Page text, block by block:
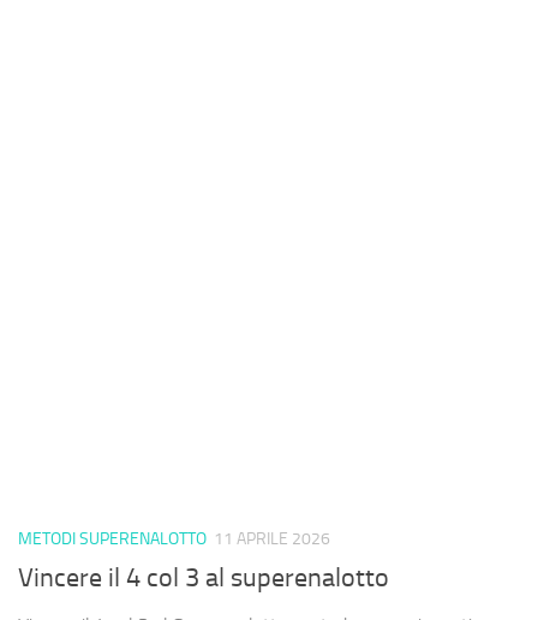
METODI SUPERENALOTTO 11 APRILE 2026
Vincere il 4 col 3 al superenalotto